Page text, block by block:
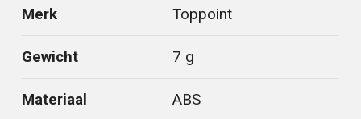
Merk Toppoint
Gewicht 7 g
Materiaal ABS